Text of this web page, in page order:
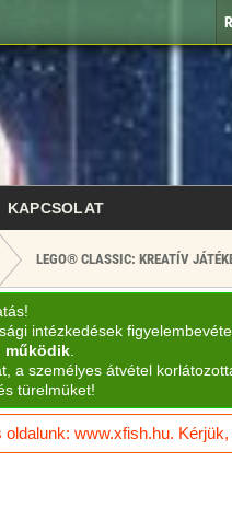
KAPCSOLAT
LEGO® CLASSIC: KREATÍV
intézkedések
működik.
a személyes átvétel
türelmüket!
www.xfish.hu.